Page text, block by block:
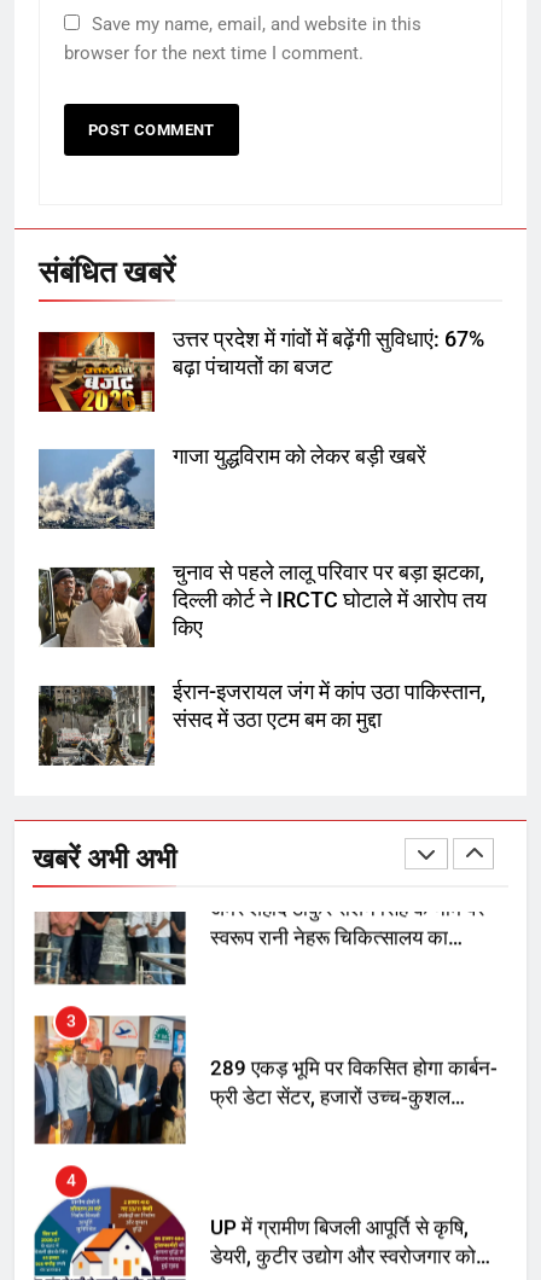
Save my name, email, and website in this
browser for the next time I comment.
संबंधित खबरें
उत्तर प्रदेश में गांवों में बढ़ेंगी सुविधाएं: 67%
बढ़ा पंचायतों का बजट
गाजा युद्धविराम को लेकर बड़ी खबरें
चुनाव से पहले लालू परिवार पर बड़ा झटका,
दिल्ली कोर्ट ने IRCTC घोटाले में आरोप तय
किए
ईरान-इजरायल जंग में कांप उठा पाकिस्तान,
संसद में उठा एटम बम का मुद्दा
खबरें अभी अभी
राम की नगरी अयोध्या में आने वाले भक्तों
का स्वागत करेगा लक्ष्मण द्वार
7
गाजा युद्धविराम को लेकर बड़ी खबरें
8
तय किए
1
रोशन सिंह के नाम पर करने की मांग तेज
अमर शहीद ठाकुर रोशन सिंह के नाम पर
स्वरूप रानी नेहरू चिकित्सालय का
अनिश्चितकालीन धरना शुरू
3
5